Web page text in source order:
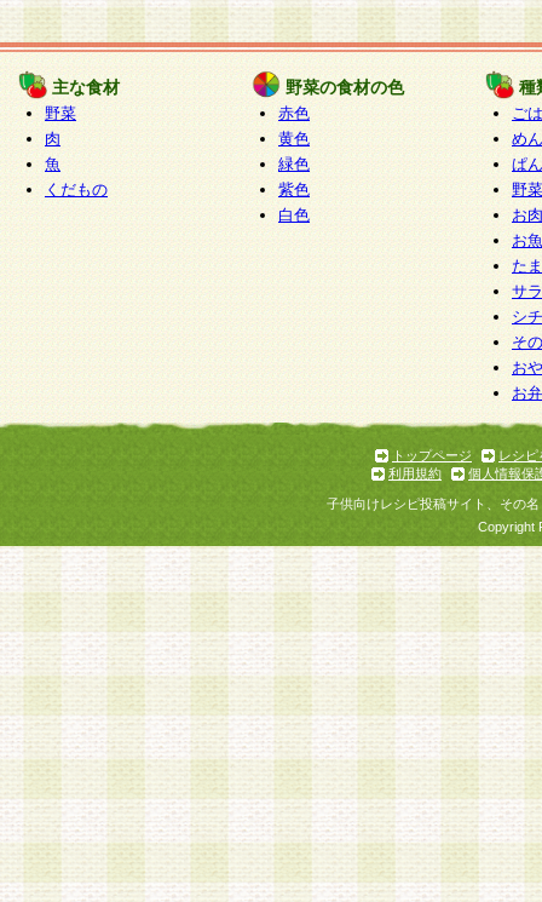
主な食材
野菜
肉
魚
くだもの
野菜の食材の色
赤色
黄色
緑色
紫色
白色
種
ご
めん
ぱん
野
お
お
た
サ
シ
そ
お
お
トップページ
レシピ
利用規約
個人情報保
子供向けレシピ投稿サイト、その
Copyright